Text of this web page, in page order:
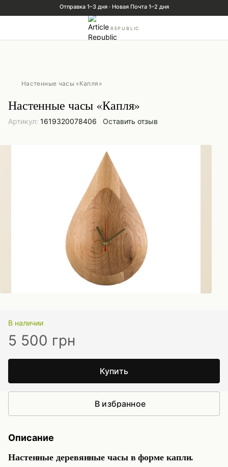
REPUBLIC
Настенные часы «Капля»
Настенные часы «Капля»
Артикул: 1619320078406 Оставить отзыв
В наличии
5 500 грн
Купить
В избранное
Описание
Настенные деревянные часы в форме капли.